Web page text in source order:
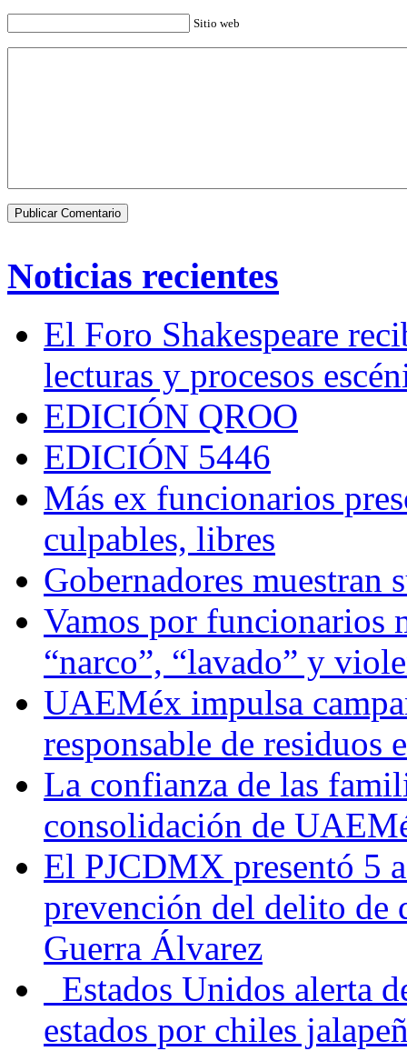
Sitio web
Noticias recientes
El Foro Shakespeare
lecturas y procesos
EDICIÓN QROO
EDICIÓN 5446
Más ex funcionarios
culpables, libres
Gobernadores muestran
Vamos por funcionarios
“narco”, “lavado” y
UAEMéx impulsa
responsable de residuos
La confianza de las
consolidación de
El PJCDMX presentó 5
prevención del delito de
Guerra Álvarez
Estados Unidos alerta
estados por chiles